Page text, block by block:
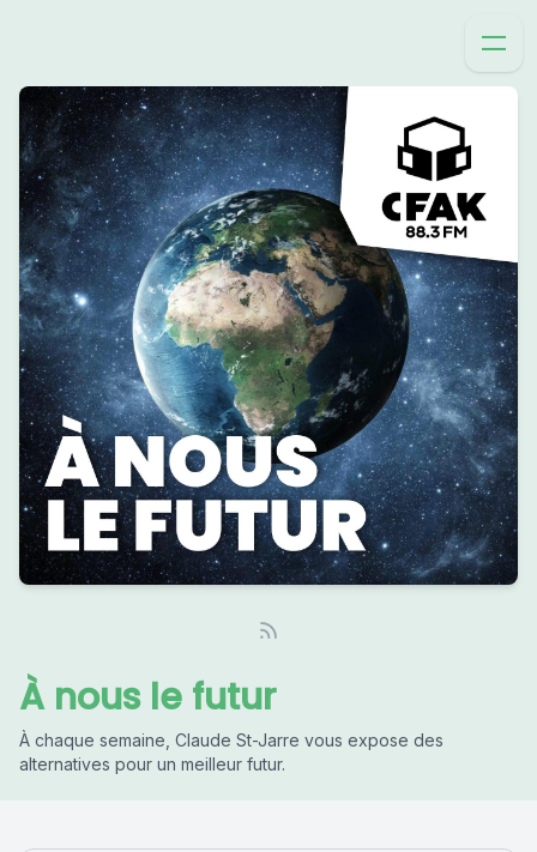
À nous le futur
À chaque semaine, Claude St-Jarre vous expose des
alternatives pour un meilleur futur.